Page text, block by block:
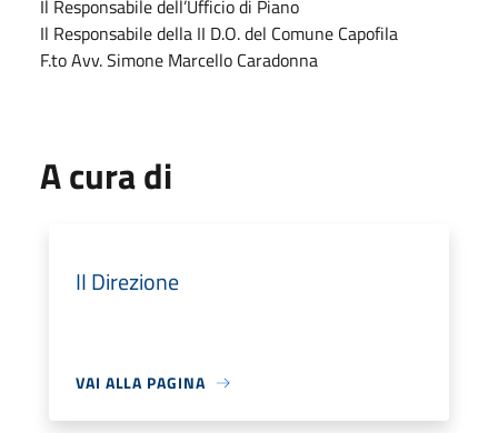
Il Responsabile dell’Ufficio di Piano
Il Responsabile della II D.O. del Comune Capofila
F.to Avv. Simone Marcello Caradonna
A cura di
II Direzione
VAI ALLA PAGINA